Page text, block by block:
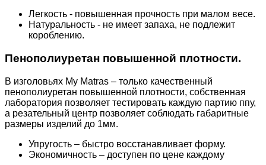
Легкость - повышенная прочность при малом весе.
Натуральность - не имеет запаха, не подлежит
короблению.
Пенополиуретан повышенной плотности.
В изголовьях My Matras – только качественный
пенополиуретан повышенной плотности, собственная
лаборатория позволяет тестировать каждую партию ппу,
а резательный центр позволяет соблюдать габаритные
размеры изделий до 1мм.
Упругость – быстро восстанавливает форму.
Экономичность – доступен по цене каждому